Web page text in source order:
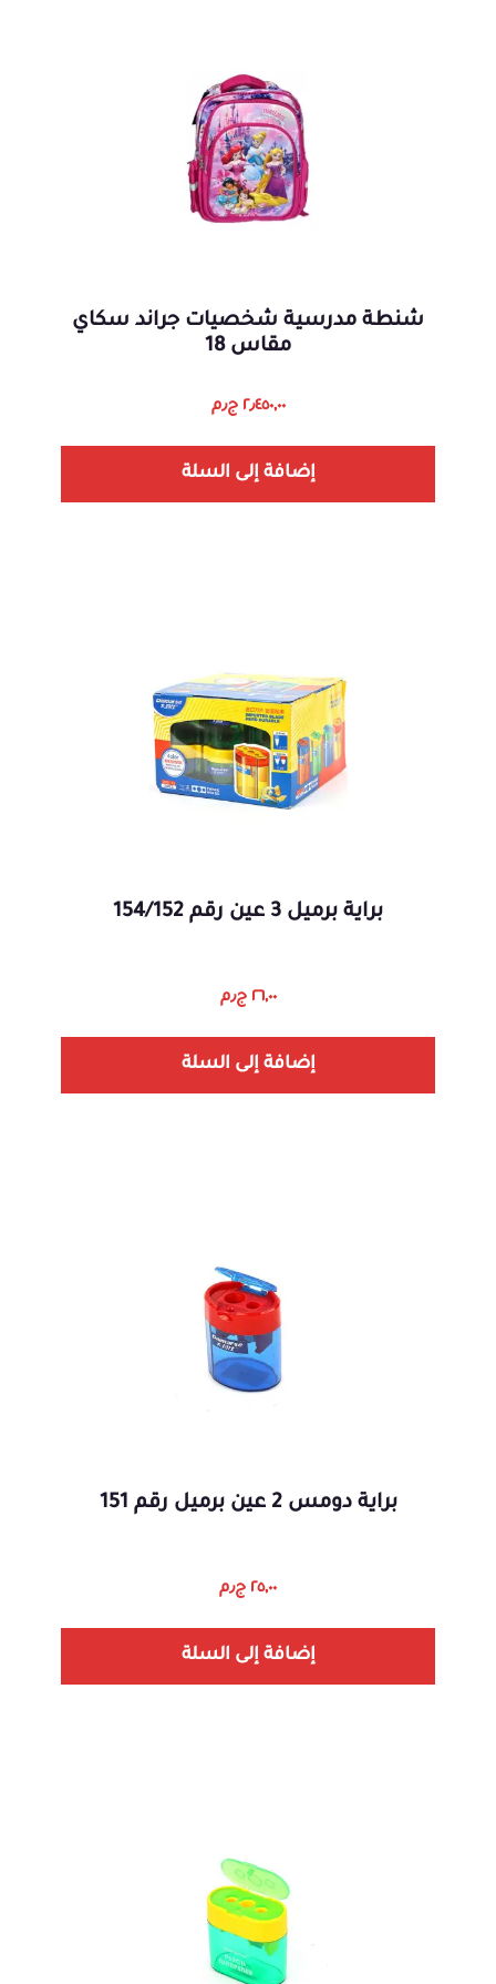
شنطة مدرسية شخصيات جراند سكاي
مقاس 18
٢٫٤٥٠,٠٠ ج٫م
إضافة إلى السلة
براية برميل 3 عين رقم 154/152
٢٦,٠٠ ج٫م
إضافة إلى السلة
براية دومس 2 عين برميل رقم 151
٢٥,٠٠ ج٫م
إضافة إلى السلة